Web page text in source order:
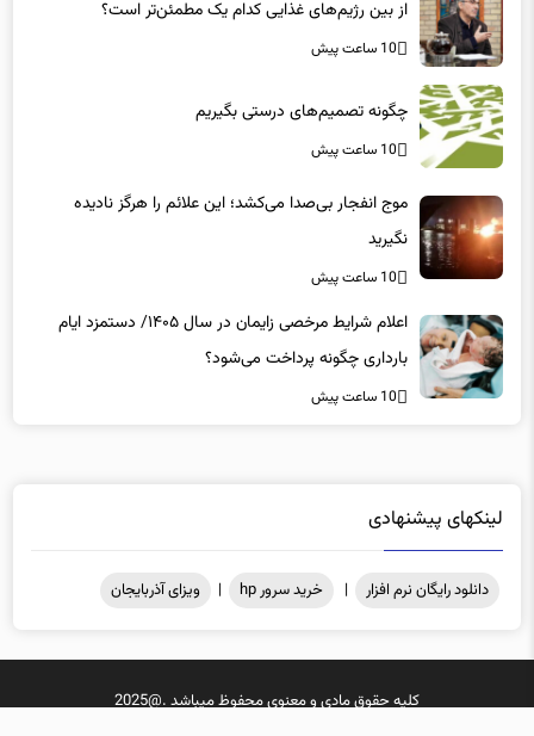
10 ساعت پیش
10 ساعت پیش
نگیرید
10 ساعت پیش
بارداری چگونه پرداخت می‌شود؟
10 ساعت پیش
دانلود رایگان نرم افزار
کلیه حقوق مادی و معنوی محفوظ میباشد .@2025